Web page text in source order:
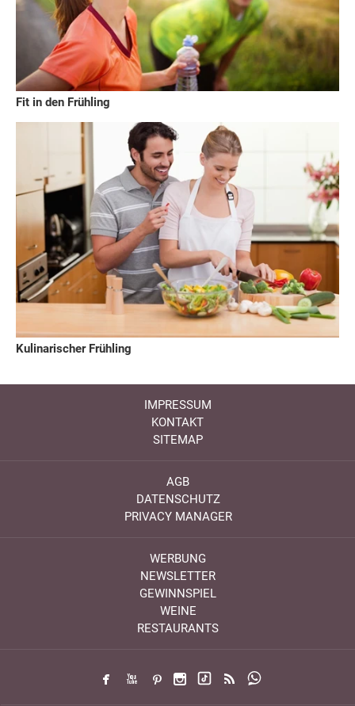
Fit in den Frühling
Kulinarischer Frühling
IMPRESSUM
KONTAKT
SITEMAP
AGB
DATENSCHUTZ
PRIVACY MANAGER
WERBUNG
NEWSLETTER
GEWINNSPIEL
WEINE
RESTAURANTS